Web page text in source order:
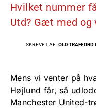
Hvilket nummer
Utd? Gæt med og
SKREVET AF
Mens vi venter på
Højlund får, så
Manchester United-